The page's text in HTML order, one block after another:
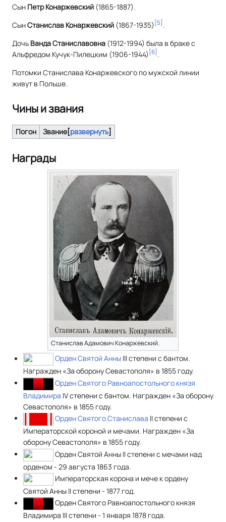
Сын Петр Конаржевский (1865-1887).
СынСтанислав Конаржевский (1867-1935) [5] .
Дочь Ванда Станиславовна (1912-1994) была в браке с
Альфредом Кучук-Пилецким (1906-1944) [6] .
Потомки Станислава Конаржевского по мужской линии
живут в Польше.
Чины и звания
Погон развернуть
Звание
Награды
Станислав Адамович Конаржевский.
Орден Святой Анны III степени с бантом.
Награжден «За оборону Севастополя» в 1855 году.
Орден Святого Равноапостольного князя
Владимира IV степени с бантом. Награжден «За оборону
Севастополя» в 1855 году.
Орден Святого Станислава II степени с
Императорской короной и мечами. Награжден «За
оборону Севастополя» в 1855 году.
Орден Святой Анны II степени с мечами над
орденом - 29 августа 1863 года.
Императорская корона и мече к ордену
Святой Анны II степени - 1877 год.
Орден Святого Равноапостольного князя
Владимира III степени - 1 января 1878 года.